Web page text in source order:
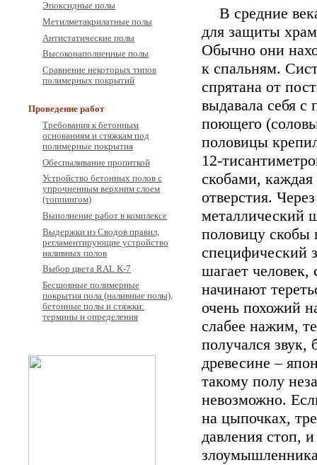
Эпоксидные полы
Метилметакрилатные полы
Антистатические полы
Высоконаполненные полы
Сравнение некоторых типов
полимерных покрытий
Проведение работ
Требования к бетонным
основаниям и стяжкам под
полимерные покрытия
Обеспыливание пропиткой
Устройство бетонных полов с
упрочненным верхним слоем
(топпингом)
Выполнение работ в комплексе
Выдержки из Сводов правил,
регламентирующие устройство
наливных полов
Выбор цвета RAL K-7
Бесшовные полимерные
покрытия пола (наливные полы),
бетонные полы и стяжки:
термины и определения
В средние
для защиты
Обычно они
к спальням.
спрятана от
выдавала себя с
поющего
половицы
12-
скобами,
отверстия.
металлический
половицу скобы
специфический
шагает
начинают
очень похожий
слабее нажим,
получался звук,
древесине –
такому полу
невозможно.
на цыпочках,
давления стоп,